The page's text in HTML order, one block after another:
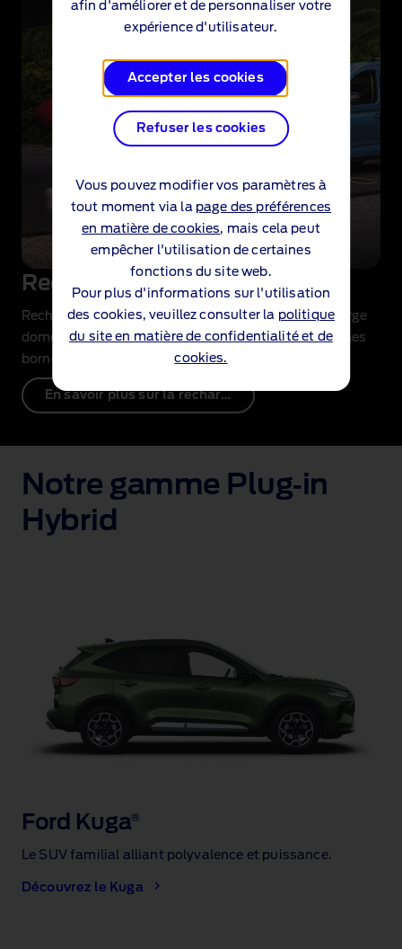
afin d'améliorer et de personnaliser votre
expérience d'utilisateur.
Accepter les cookies
Refuser les cookies
Vous pouvez modifier vos paramètres à
tout moment via la page des préférences
en matière de cookies, mais cela peut
empêcher l'utilisation de certaines
fonctions du site web.
Pour plus d'informations sur l'utilisation
des cookies, veuillez consulter la politique
du site en matière de confidentialité et de
cookies.
Recharge des PHEV
Rechargez votre PHEV à l’aide d’une borne de recharge
domestique, sur une prise domestique et sur certaines
bornes de recharge publiques.
En savoir plus sur la recharge
Notre gamme Plug‑in
Hybrid
Ford Kuga®
Le SUV familial alliant polyvalence et puissance.
Découvrez le Kuga